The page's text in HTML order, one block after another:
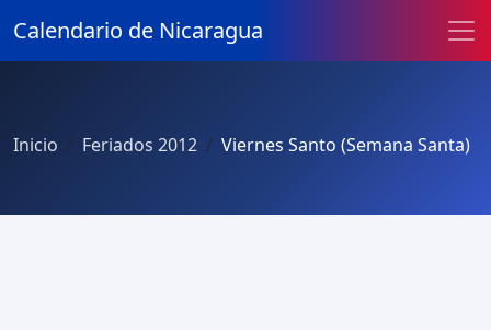
Calendario de Nicaragua
Inicio Feriados 2012 Viernes Santo (Semana Santa)